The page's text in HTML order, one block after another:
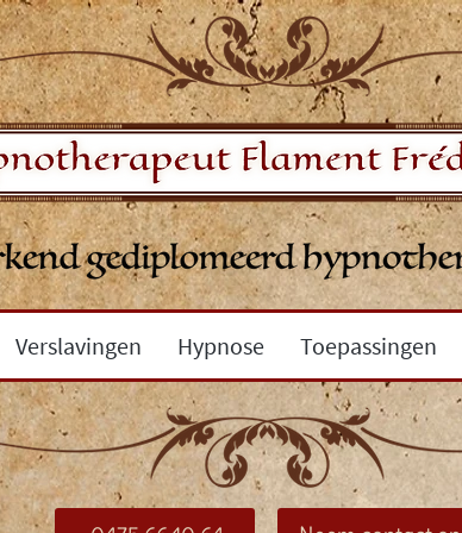
Verslavingen Hypnose Toepassingen